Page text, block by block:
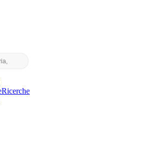
Ricerche